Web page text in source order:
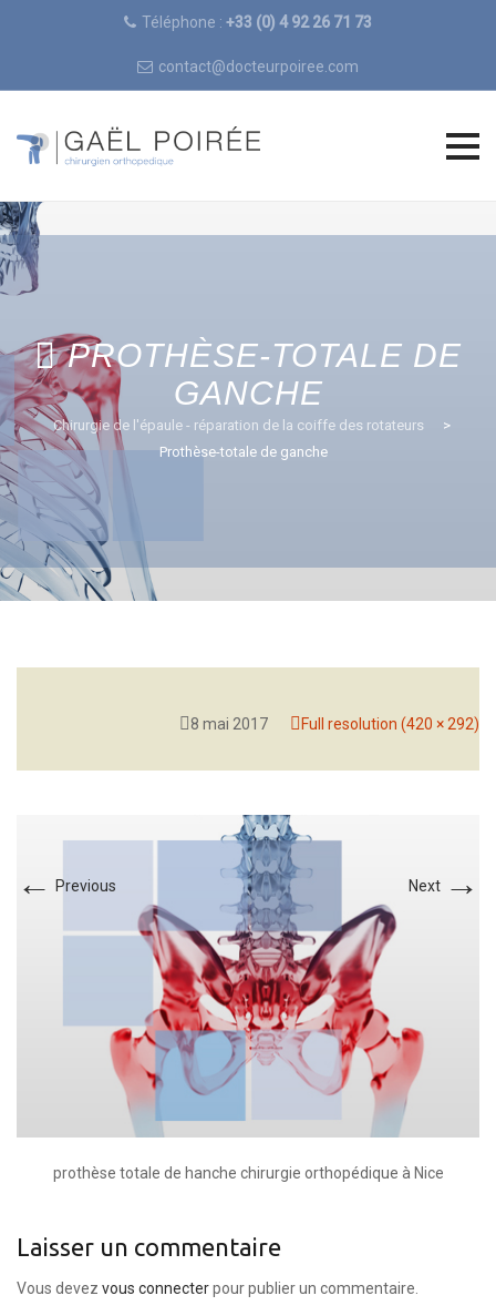
Téléphone : +33 (0) 4 92 26 71 73
contact@docteurpoiree.com
Skip
to
content
PROTHÈSE-TOTALE DE
GANCHE
Chirurgie de l'épaule - réparation de la coiffe des rotateurs
>
Prothèse-totale de ganche
8 mai 2017 Full resolution (420 × 292)
← Previous Next →
prothèse totale de hanche chirurgie orthopédique à Nice
Laisser un commentaire
Vous devez vous connecterpour publier un commentaire.